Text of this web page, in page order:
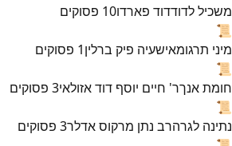
משכיל לדודדוד פארדו10 פסוקים
📜
מיני תרגומאישעיה פיק ברלין1 פסוקים
📜
חומת אנךר' חיים יוסף דוד אזולאי3 פסוקים
📜
נתינה לגרהרב נתן מרקוס אדלר3 פסוקים